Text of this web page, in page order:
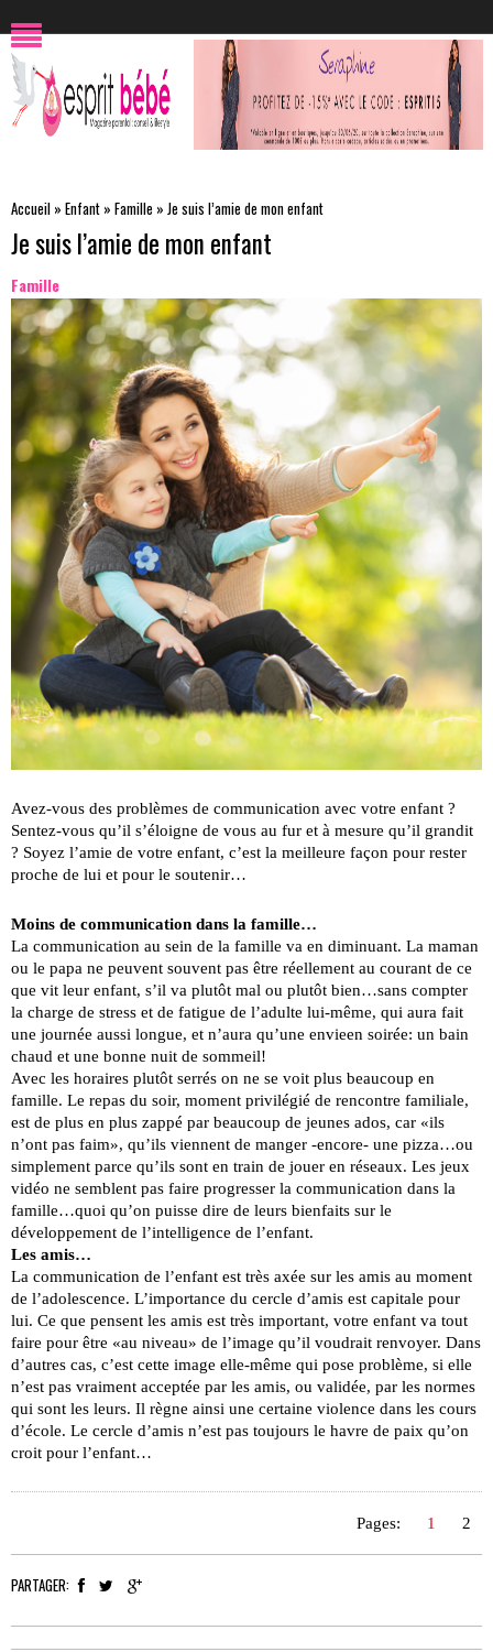
Accueil » Enfant » Famille » Je suis l’amie de mon enfant
Je suis l’amie de mon enfant
Famille
Avez-vous des problèmes de communication avec votre enfant ?
Sentez-vous qu’il s’éloigne de vous au fur et à mesure qu’il grandit
? Soyez l’amie de votre enfant, c’est la meilleure façon pour rester
proche de lui et pour le soutenir…
Moins de communication dans la famille…
La communication au sein de la famille va en diminuant. La maman
ou le papa ne peuvent souvent pas être réellement au courant de ce
que vit leur enfant, s’il va plutôt mal ou plutôt bien…sans compter
la charge de stress et de fatigue de l’adulte lui-même, qui aura fait
une journée aussi longue, et n’aura qu’une envieen soirée: un bain
chaud et une bonne nuit de sommeil!
Avec les horaires plutôt serrés on ne se voit plus beaucoup en
famille. Le repas du soir, moment privilégié de rencontre familiale,
est de plus en plus zappé par beaucoup de jeunes ados, car «ils
n’ont pas faim», qu’ils viennent de manger -encore- une pizza…ou
simplement parce qu’ils sont en train de jouer en réseaux. Les jeux
vidéo ne semblent pas faire progresser la communication dans la
famille…quoi qu’on puisse dire de leurs bienfaits sur le
développement de l’intelligence de l’enfant.
Les amis…
La communication de l’enfant est très axée sur les amis au moment
de l’adolescence. L’importance du cercle d’amis est capitale pour
lui. Ce que pensent les amis est très important, votre enfant va tout
faire pour être «au niveau» de l’image qu’il voudrait renvoyer. Dans
d’autres cas, c’est cette image elle-même qui pose problème, si elle
n’est pas vraiment acceptée par les amis, ou validée, par les normes
qui sont les leurs. Il règne ainsi une certaine violence dans les cours
d’école. Le cercle d’amis n’est pas toujours le havre de paix qu’on
croit pour l’enfant…
Pages: 1 2
PARTAGER: